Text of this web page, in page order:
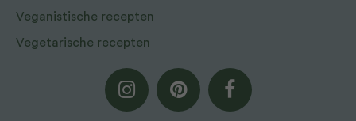
Veganistische recepten
Vegetarische recepten